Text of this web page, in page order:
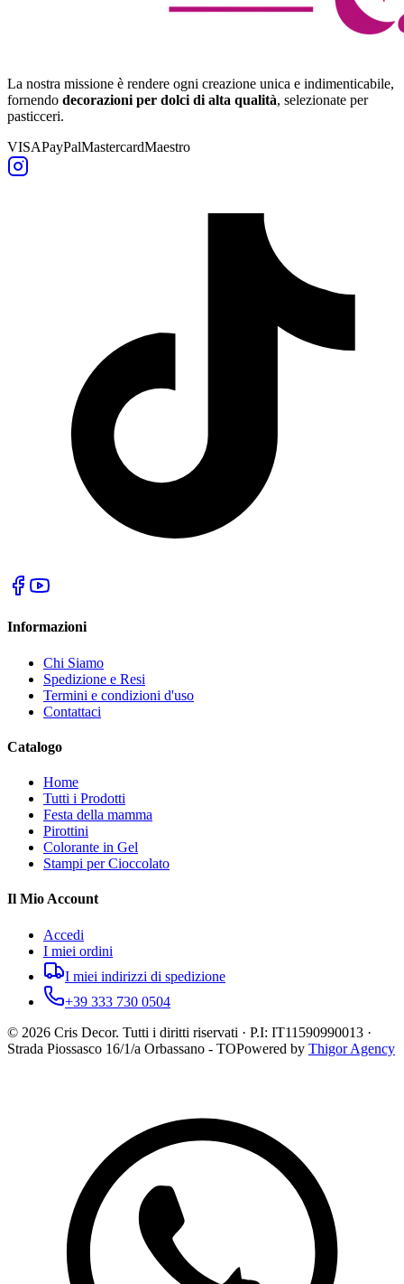
La nostra missione è rendere ogni creazione unica e indimenticabile,
fornendo decorazioni per dolci di alta qualità, selezionate per
pasticceri.
VISAPayPalMastercardMaestro
Informazioni
Chi Siamo
Spedizione e Resi
Termini e condizioni d'uso
Contattaci
Catalogo
Home
Tutti i Prodotti
Festa della mamma
Pirottini
Colorante in Gel
Stampi per Cioccolato
Il Mio Account
Accedi
I miei ordini
I miei indirizzi di spedizione
+39 333 730 0504
© 2026 Cris Decor. Tutti i diritti riservati · P.I: IT11590990013 ·
Strada Piossasco 16/1/a Orbassano - TOPowered by Thigor Agency